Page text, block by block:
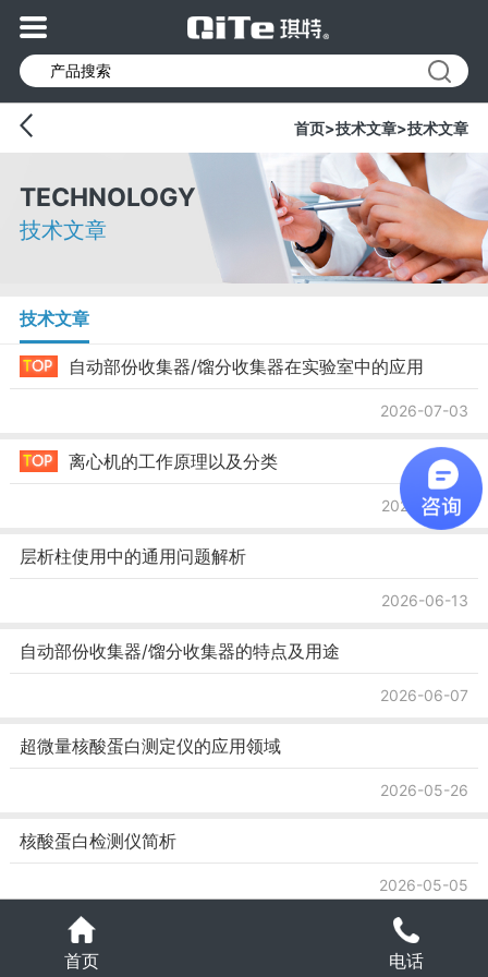
首页>技术文章>技术文章
TECHNOLOGY
技术文章
技术文章
自动部份收集器/馏分收集器在实验室中的应用
2026-07-03
离心机的工作原理以及分类
2026-07-02
层析柱使用中的通用问题解析
2026-06-13
自动部份收集器/馏分收集器的特点及用途
2026-06-07
超微量核酸蛋白测定仪的应用领域
2026-05-26
核酸蛋白检测仪简析
2026-05-05
超微量与普通分光光度计的区别
首页 电话